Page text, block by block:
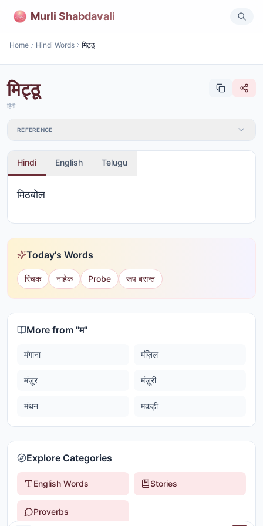
Murli Shabdavali
Home Hindi Words मिट्ठू
मिट्ठू
हिंदी
REFERENCE
Hindi English Telugu
मिठबोल
Today's Words
रिंचक नाहेक Probe रूप बसन्त
More from "म"
मंगाना मंज़िल
मंज़ूर मंज़ूरी
मंथन मकड़ी
Explore Categories
English Words Stories
Proverbs